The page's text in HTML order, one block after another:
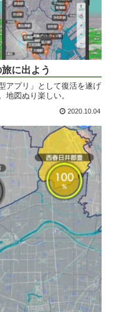
に出よう
アプリ」として復活を遂げ
地図ぬり楽しい。
2020.10.04